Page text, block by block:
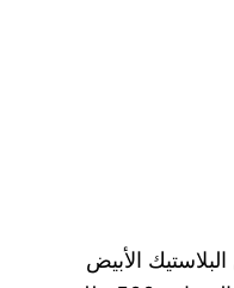
الأبيض